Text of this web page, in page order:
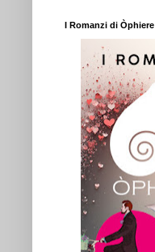
I Romanzi di Òphiere